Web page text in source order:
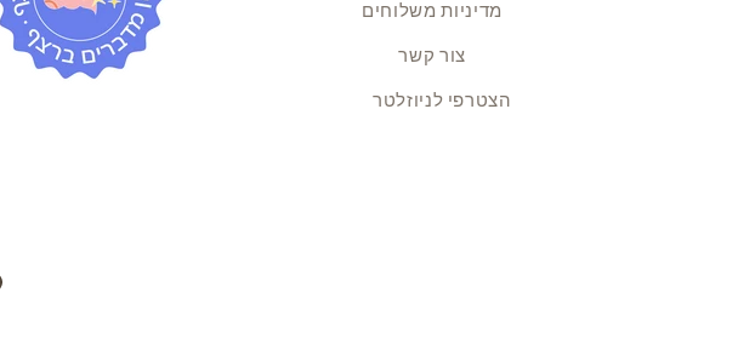
מדיניות משלוחים
צור קשר
הצטרפי לניוזלטר